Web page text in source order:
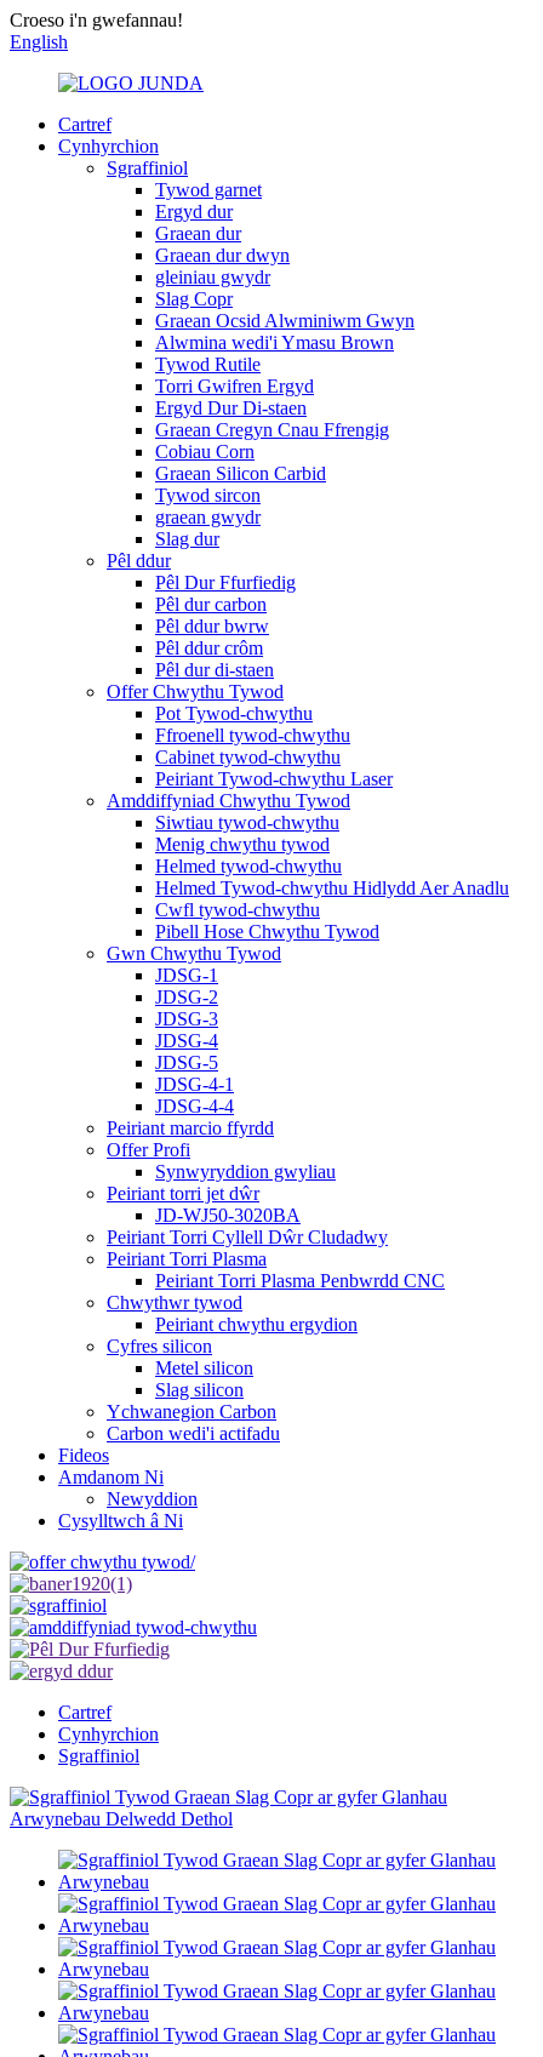
Croeso i'n gwefannau!
English
Cartref
Cynhyrchion
Sgraffiniol
Tywod garnet
Ergyd dur
Graean dur
Graean dur dwyn
gleiniau gwydr
Slag Copr
Graean Ocsid Alwminiwm Gwyn
Alwmina wedi'i Ymasu Brown
Tywod Rutile
Torri Gwifren Ergyd
Ergyd Dur Di-staen
Graean Cregyn Cnau Ffrengig
Cobiau Corn
Graean Silicon Carbid
Tywod sircon
graean gwydr
Slag dur
Pêl ddur
Pêl Dur Ffurfiedig
Pêl dur carbon
Pêl ddur bwrw
Pêl ddur crôm
Pêl dur di-staen
Offer Chwythu Tywod
Pot Tywod-chwythu
Ffroenell tywod-chwythu
Cabinet tywod-chwythu
Peiriant Tywod-chwythu Laser
Amddiffyniad Chwythu Tywod
Siwtiau tywod-chwythu
Menig chwythu tywod
Helmed tywod-chwythu
Helmed Tywod-chwythu Hidlydd Aer Anadlu
Cwfl tywod-chwythu
Pibell Hose Chwythu Tywod
Gwn Chwythu Tywod
JDSG-1
JDSG-2
JDSG-3
JDSG-4
JDSG-5
JDSG-4-1
JDSG-4-4
Peiriant marcio ffyrdd
Offer Profi
Synwyryddion gwyliau
Peiriant torri jet dŵr
JD-WJ50-3020BA
Peiriant Torri Cyllell Dŵr Cludadwy
Peiriant Torri Plasma
Peiriant Torri Plasma Penbwrdd CNC
Chwythwr tywod
Peiriant chwythu ergydion
Cyfres silicon
Metel silicon
Slag silicon
Ychwanegion Carbon
Carbon wedi'i actifadu
Fideos
Amdanom Ni
Newyddion
Cysylltwch â Ni
Cartref
Cynhyrchion
Sgraffiniol